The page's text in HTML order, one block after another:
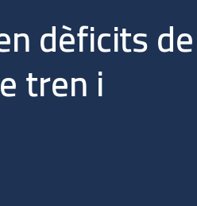
dèficits de
tren i